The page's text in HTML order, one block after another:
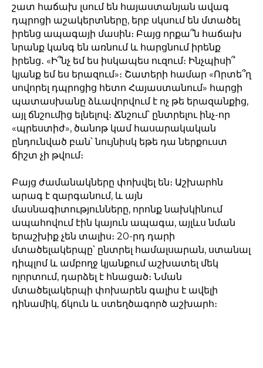
շատ հաճախ լսում են հայաստանյան ավագ
դպրոցի աշակերտները, երբ սկսում են մտածել
իրենց ապագայի մասին։ Բայց որքա՞ն հաճախ
նրանք կանգ են առնում և հարցնում իրենք
իրենց․ «Ի՞նչ եմ ես իսկապես ուզում։ Ինչպիսի՞
կյանք եմ ես երազում»։ Շատերի համար «Որտե՞ղ
սովորել դպրոցից հետո Հայաստանում» հարցի
պատասխանը ձևավորվում է ոչ թե երազանքից,
այլ ճնշումից ելնելով։ Ճնշում՝ ընտրելու ինչ-որ
«պրեստիժ», ծանոթ կամ հասարակական
ընդունված բան՝ նույնիսկ եթե դա ներքուստ
ճիշտ չի թվում։
Բայց ժամանակները փոխվել են։ Աշխարհն
արագ է զարգանում, և այն
մասնագիտությունները, որոնք նախկինում
ապահովում էին կայուն ապագա, այլևս նման
երաշխիք չեն տալիս։ 20-րդ դարի
մտածելակերպը՝ ընտրել համալսարան, ստանալ
դիպլոմ և ամբողջ կյանքում աշխատել մեկ
ոլորտում, դարձել է հնացած։ Նման
մտածելակերպի փոխարեն գալիս է ավելի
դինամիկ, ճկուն և ստեղծագործ աշխարհ։